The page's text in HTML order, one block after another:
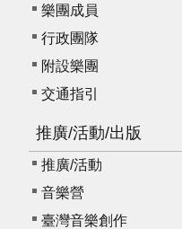
樂團成員
行政團隊
附設樂團
交通指引
推廣/活動/出版
推廣/活動
音樂營
臺灣音樂創作